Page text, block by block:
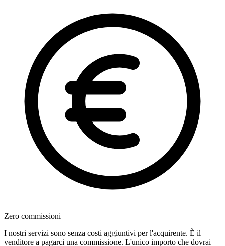
Zero commissioni
I nostri servizi sono senza costi aggiuntivi per l'acquirente. È il
venditore a pagarci una commissione. L'unico importo che dovrai